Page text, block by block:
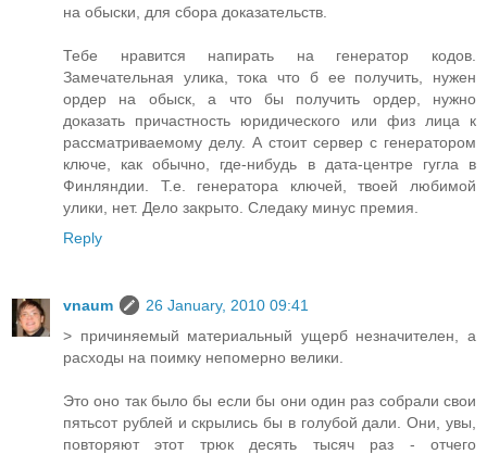
на обыски, для сбора доказательств.
Тебе нравится напирать на генератор кодов.
Замечательная улика, тока что б ее получить, нужен
ордер на обыск, а что бы получить ордер, нужно
доказать причастность юридического или физ лица к
рассматриваемому делу. А стоит сервер с генератором
ключе, как обычно, где-нибудь в дата-центре гугла в
Финляндии. Т.е. генератора ключей, твоей любимой
улики, нет. Дело закрыто. Следаку минус премия.
Reply
vnaum
26 January, 2010 09:41
> причиняемый материальный ущерб незначителен, а
расходы на поимку непомерно велики.
Это оно так было бы если бы они один раз собрали свои
пятьсот рублей и скрылись бы в голубой дали. Они, увы,
повторяют этот трюк десять тысяч раз - отчего